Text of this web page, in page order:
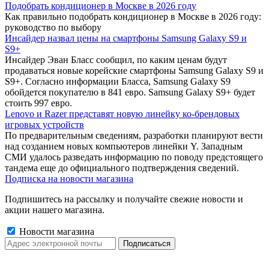
Подобрать кондиционер в Москве в 2026 году
Как правильно подобрать кондиционер в Москве в 2026 году:
руководство по выбору
Инсайдер назвал цены на смартфоны Samsung Galaxy S9 и
S9+
Инсайдер Эван Бласс сообщил, по каким ценам будут
продаваться новые корейские смартфоны Samsung Galaxy S9 и
S9+. Согласно информации Бласса, Samsung Galaxy S9
обойдется покупателю в 841 евро. Samsung Galaxy S9+ будет
стоить 997 евро.
Lenovo и Razer представят новую линейку ко-брендовых
игровых устройств
По предварительным сведениям, разработки планируют вести
над созданием новых компьютеров линейки Y. Западным
СМИ удалось разведать информацию по поводу предстоящего
тандема еще до официального подтверждения сведений.
Подписка на новости магазина
Подпишитесь на рассылку и получайте свежие новости и
акции нашего магазина.
Новости магазина